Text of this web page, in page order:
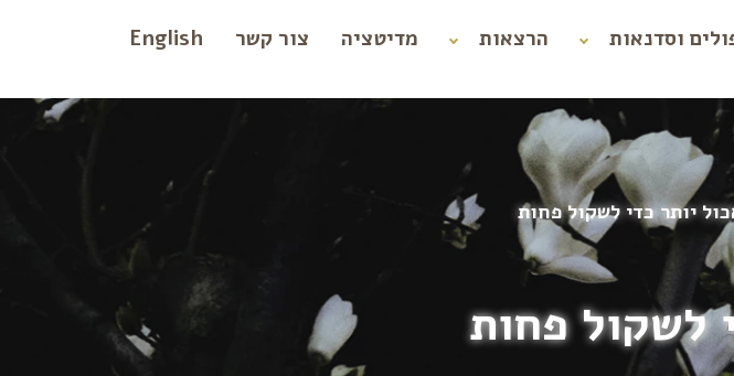
וסדנאות הרצאות מדיטציה צור קשר English
יותר כדי לשקול פחות
לשקול פחות